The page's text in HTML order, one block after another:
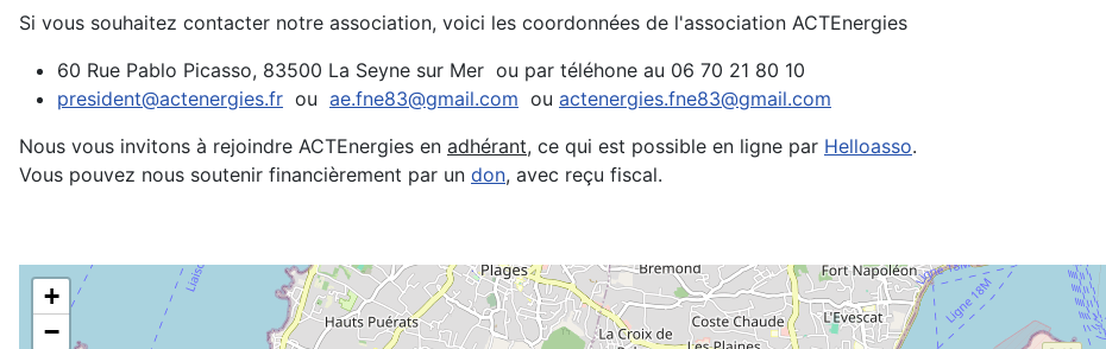
Si vous souhaitez contacter notre association, voici les coordonnées de l'association ACTEnergies
60 Rue Pablo Picasso, 83500 La Seyne sur Mer ou par téléhone au 06 70 21 80 10
president@actenergies.fr ou ae.fne83@gmail.com ou actenergies.fne83@gmail.com
Nous vous invitons à rejoindre ACTEnergies en adhérant, ce qui est possible en ligne par Helloasso.
Vous pouvez nous soutenir financièrement par un don, avec reçu fiscal.
+
−